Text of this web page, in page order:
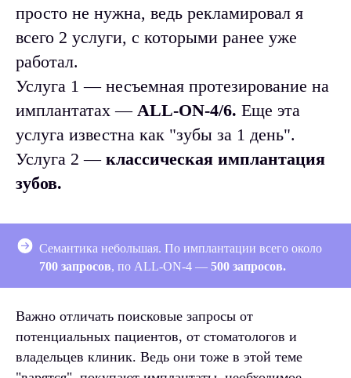
просто не нужна, ведь рекламировал я
всего 2 услуги, с которыми ранее уже
работал.
Услуга 1 — несъемная протезирование на
имплантатах — ALL-ON-4/6. Еще эта
услуга известна как "зубы за 1 день".
Услуга 2 — классическая имплантация
зубов.
Семантика небольшая. По имплантации всего около
700 запросов, по ALL-ON-4 — 500 запросов.
Важно отличать поисковые запросы от
потенциальных пациентов, от стоматологов и
владельцев клиник. Ведь они тоже в этой теме